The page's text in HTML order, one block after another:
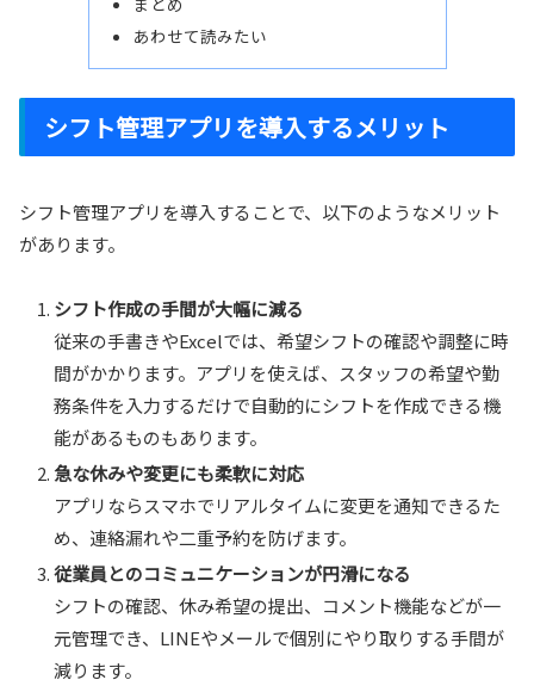
あわせて読みたい
シフト管理アプリを導入するメリット
シフト管理アプリを導入することで、以下のようなメリット
があります。
シフト作成の手間が大幅に減る
従来の手書きやExcelでは、希望シフトの確認や調整に時
間がかかります。アプリを使えば、スタッフの希望や勤
務条件を入力するだけで自動的にシフトを作成できる機
能があるものもあります。
急な休みや変更にも柔軟に対応
アプリならスマホでリアルタイムに変更を通知できるた
め、連絡漏れや二重予約を防げます。
従業員とのコミュニケーションが円滑になる
シフトの確認、休み希望の提出、コメント機能などが一
元管理でき、LINEやメールで個別にやり取りする手間が
減ります。